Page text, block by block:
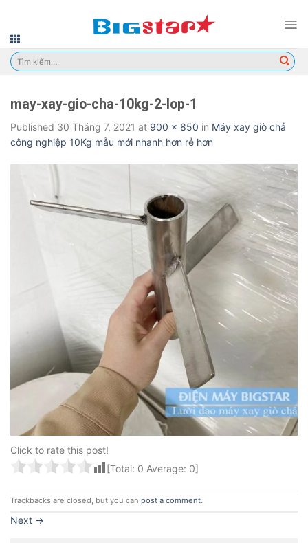
content
Tìm
kiếm:
may-xay-gio-cha-10kg-2-lop-1
Published 30 Tháng 7, 2021 at 900 × 850 in Máy xay giò chả
công nghiệp 10Kg mẫu mới nhanh hơn rẻ hơn
Click to rate this post!
[Total: 0 Average: 0]
Trackbacks are closed, but you can post a comment.
Next →